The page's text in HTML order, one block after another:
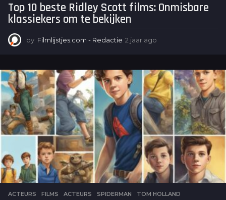
Top 10 beste Ridley Scott films: Onmisbare
klassiekers om te bekijken
by Filmlijstjes.com - Redactie 2 jaar ago
a
r
a
g
o
ACTEURS ,FILMS ACTEURS ,SPIDERMAN ,TOM HOLLAND